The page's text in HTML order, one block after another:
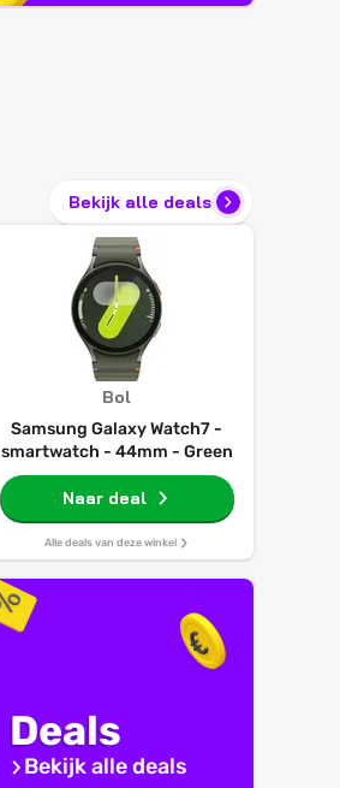
Bekijk alle deals
Bol
Samsung Galaxy Watch7 -
smartwatch - 44mm - Green
Naar deal
Alle deals van deze winkel
Deals
Bekijk alle deals